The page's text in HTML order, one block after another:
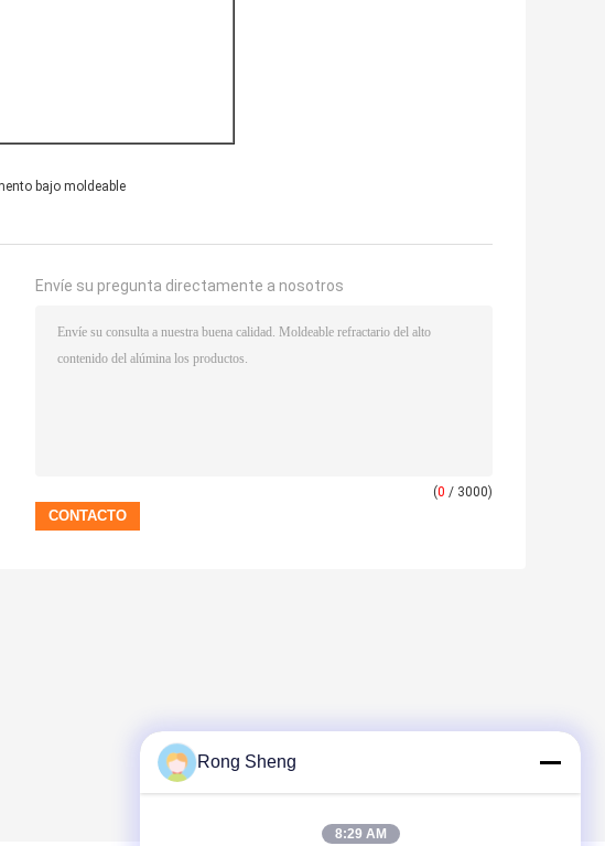
bajo moldeable
Envíe su pregunta directamente a nosotros
(0 / 3000)
Rong Sheng
8:29 AM